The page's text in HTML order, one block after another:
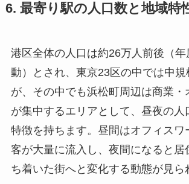
6. 最寄り駅の人口数と地域特
港区全体の人口は約26万人前後（
動）とされ、東京23区の中では中規
が、その中でも浜松町周辺は商業・
が集中するエリアとして、昼夜の人
特徴を持ちます。昼間はオフィスワ
客が大量に流入し、夜間になると居
ち着いた街へと変化する動態が見ら